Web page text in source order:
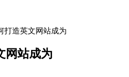
打造英文网站成为
网站成为